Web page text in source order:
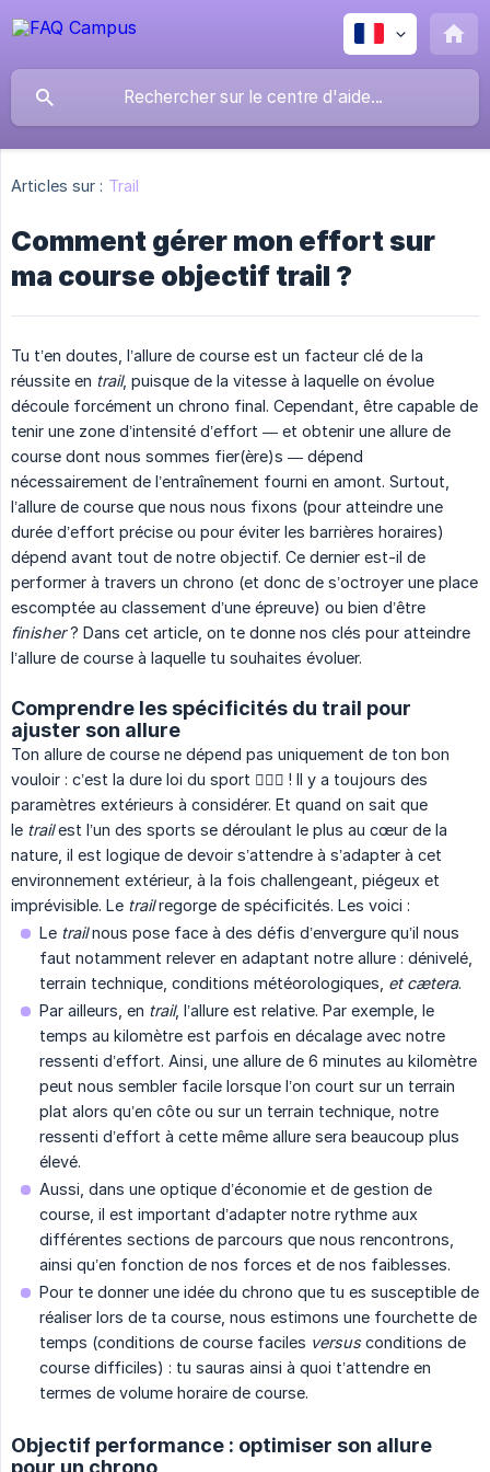
Articles sur : Trail
Comment gérer mon effort sur
ma course objectif trail ?
Tu t’en doutes, l’allure de course est un facteur clé de la
réussite en trail, puisque de la vitesse à laquelle on évolue
découle forcément un chrono final. Cependant, être capable de
tenir une zone d’intensité d’effort — et obtenir une allure de
course dont nous sommes fier(ère)s — dépend
nécessairement de l’entraînement fourni en amont. Surtout,
l’allure de course que nous nous fixons (pour atteindre une
durée d’effort précise ou pour éviter les barrières horaires)
dépend avant tout de notre objectif. Ce dernier est-il de
performer à travers un chrono (et donc de s’octroyer une place
escomptée au classement d’une épreuve) ou bien d’être
finisher? Dans cet article, on te donne nos clés pour atteindre
l’allure de course à laquelle tu souhaites évoluer.
Comprendre les spécificités du trail pour
ajuster son allure
Ton allure de course ne dépend pas uniquement de ton bon
vouloir : c’est la dure loi du sport 🤷🏼‍♀️ ! Il y a toujours des
paramètres extérieurs à considérer. Et quand on sait que
le trailest l’un des sports se déroulant le plus au cœur de la
nature, il est logique de devoir s’attendre à s’adapter à cet
environnement extérieur, à la fois challengeant, piégeux et
imprévisible. Le trailregorge de spécificités. Les voici :
Le trailnous pose face à des défis d’envergure qu’il nous
faut notamment relever en adaptant notre allure : dénivelé,
terrain technique, conditions météorologiques, et cætera.
Par ailleurs, en trail, l’allure est relative. Par exemple, le
temps au kilomètre est parfois en décalage avec notre
ressenti d’effort. Ainsi, une allure de 6 minutes au kilomètre
peut nous sembler facile lorsque l’on court sur un terrain
plat alors qu’en côte ou sur un terrain technique, notre
ressenti d’effort à cette même allure sera beaucoup plus
élevé.
Aussi, dans une optique d’économie et de gestion de
course, il est important d’adapter notre rythme aux
différentes sections de parcours que nous rencontrons,
ainsi qu’en fonction de nos forces et de nos faiblesses.
Pour te donner une idée du chrono que tu es susceptible de
réaliser lors de ta course, nous estimons une fourchette de
temps (conditions de course faciles versusconditions de
course difficiles) : tu sauras ainsi à quoi t’attendre en
termes de volume horaire de course.
Objectif performance : optimiser son allure
pour un chrono